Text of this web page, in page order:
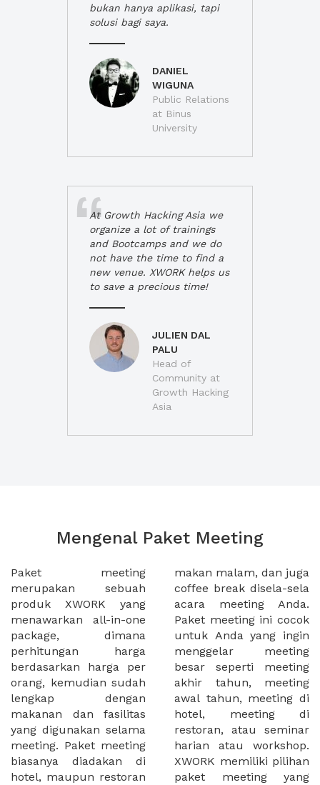
bukan hanya aplikasi, tapi
solusi bagi saya.
DANIEL
WIGUNA
Public Relations
at Binus
University
At Growth Hacking Asia we
organize a lot of trainings
and Bootcamps and we do
not have the time to find a
new venue. XWORK helps us
to save a precious time!
JULIEN DAL
PALU
Head of
Community at
Growth Hacking
Asia
Mengenal Paket Meeting
Paket meeting
merupakan sebuah
produk XWORK yang
menawarkan all-in-one
package, dimana
perhitungan harga
berdasarkan harga per
orang, kemudian sudah
lengkap dengan
makanan dan fasilitas
yang digunakan selama
meeting. Paket meeting
biasanya diadakan di
hotel, maupun restoran
makan malam, dan juga
coffee break disela-sela
acara meeting Anda.
Paket meeting ini cocok
untuk Anda yang ingin
menggelar meeting
besar seperti meeting
akhir tahun, meeting
awal tahun, meeting di
hotel, meeting di
restoran, atau seminar
harian atau workshop.
XWORK memiliki pilihan
paket meeting yang